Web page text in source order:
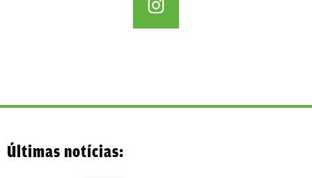
Últimas notícias: